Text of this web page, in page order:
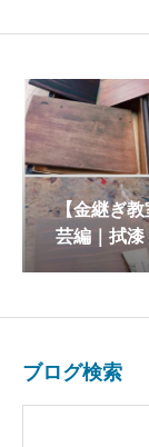
【金継ぎ教
芸編｜拭
どめ）」
ブログ検索